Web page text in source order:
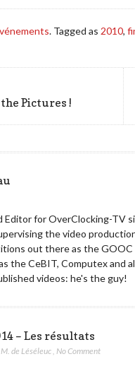
. Tagged as2010,
the Pictures !
for OverClocking-TV
the video
out there as the
the CeBIT, Computex and
videos: he's the guy!
– Les résultats
M. de Léséleuc,No Comment